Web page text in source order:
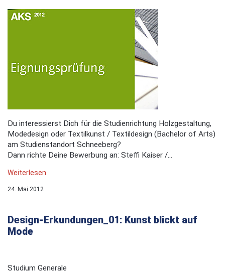
Du interessierst Dich für die Studienrichtung Holzgestaltung,
Modedesign oder Textilkunst / Textildesign (Bachelor of Arts)
am Studienstandort Schneeberg?
Dann richte Deine Bewerbung an: Steffi Kaiser /...
Weiterlesen
24. Mai 2012
Design-Erkundungen_01: Kunst blickt auf
Mode
Studium Generale